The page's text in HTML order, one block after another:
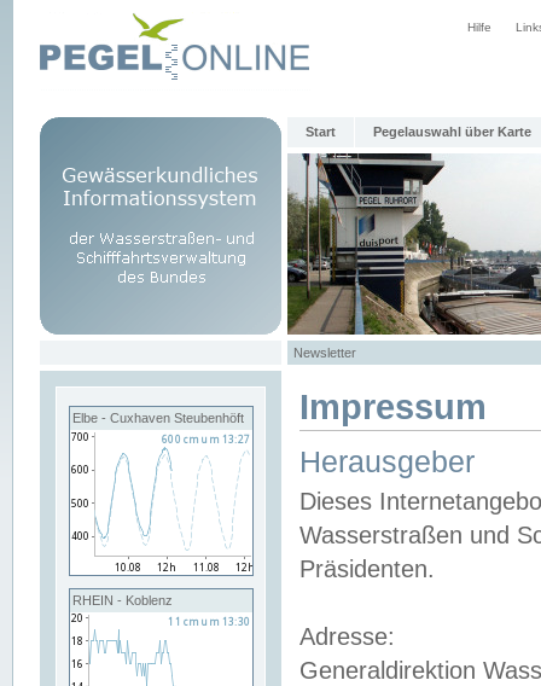
Hilfe
Start Pegelauswahl über Karte
Newsletter
Elbe - Cuxhaven Steubenhöft
RHEIN - Koblenz
Impressum
Herausgeber
Dieses
Wasserstraßen und
Präsidenten.
Adresse:
Generaldirektion